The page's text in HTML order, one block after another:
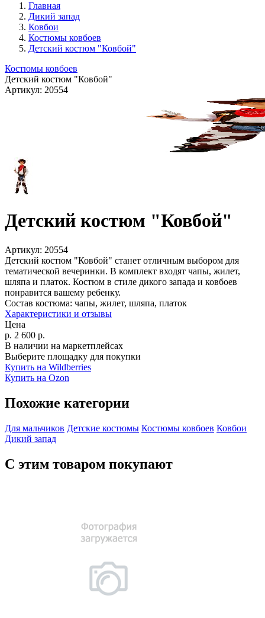
Главная
Дикий запад
Ковбои
Костюмы ковбоев
Детский костюм "Ковбой"
Костюмы ковбоев
Детский костюм "Ковбой"
Артикул: 20554
Детский костюм "Ковбой"
Артикул: 20554
Детский костюм "Ковбой" станет отличным выбором для
тематической вечеринки. В комплект входят чапы, жилет,
шляпа и платок. Костюм в стиле дикого запада и ковбоев
понравится вашему ребенку.
Состав костюма: чапы, жилет, шляпа, платок
Характеристики и отзывы
Цена
р. 2 600 р.
В наличии на маркетплейсах
Выберите площадку для покупки
Купить на Wildberries
Купить на Ozon
Похожие категории
Для мальчиков Детские костюмы Костюмы ковбоев Ковбои
Дикий запад
С этим товаром покупают